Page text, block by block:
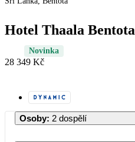
Hotel Thaala Bentota
Novinka
28 349 Kč
Osoby: 2 dospělí